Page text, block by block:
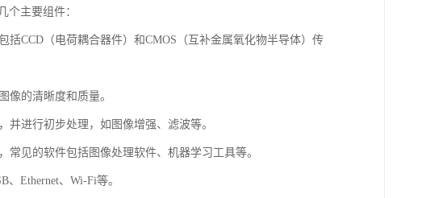
个主要组件：
CCD（电荷耦合器件）和CMOS（互补金属氧化物半导体）传
的清晰度和质量。
进行初步处理，如图像增强、滤波等。
见的软件包括图像处理软件、机器学习工具等。
Ethernet、Wi-Fi等。